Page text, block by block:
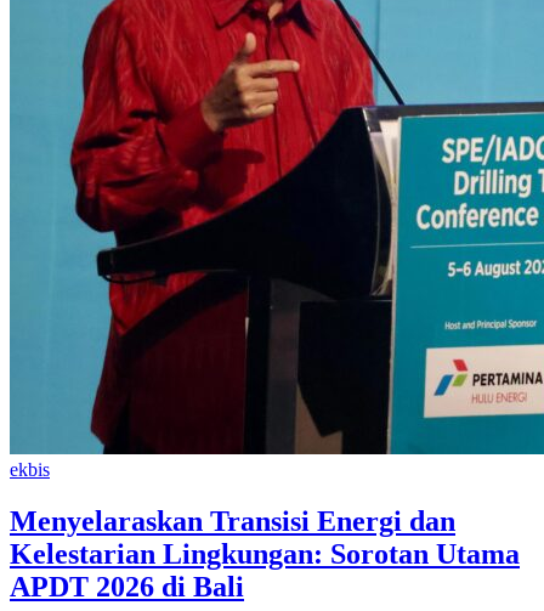
ekbis
Menyelaraskan Transisi Energi dan
Kelestarian Lingkungan: Sorotan Utama
APDT 2026 di Bali